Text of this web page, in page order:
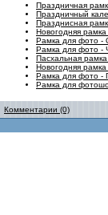
Праздничная
Праздничный
Празднисная
Новогодняя
Рамка для фото -
Рамка для фото -
Пасхальная
Новогодняя
Рамка для фото -
Рамка для
Комментарии (0)